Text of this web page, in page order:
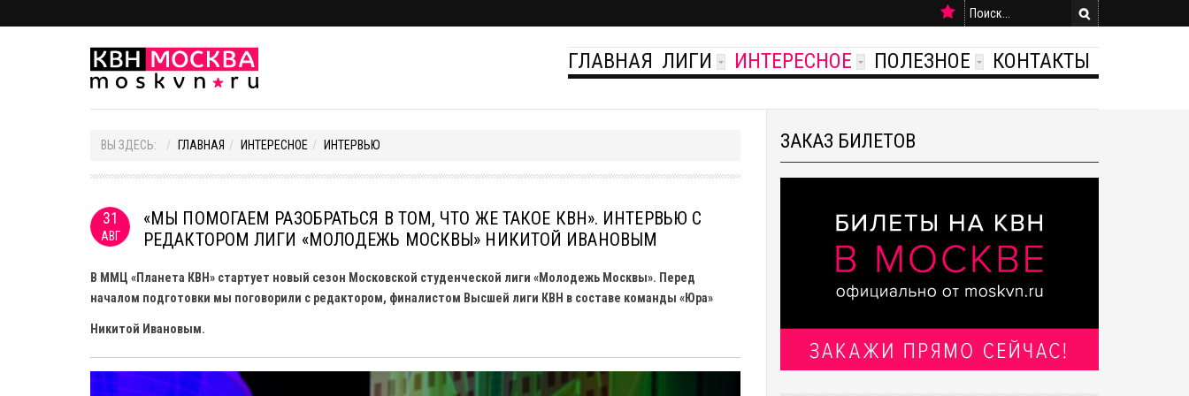
ГЛАВНАЯ ЛИГИ ИНТЕРЕСНОЕ ПОЛЕЗНОЕ КОНТАКТЫ
ВЫ ЗДЕСЬ: ГЛАВНАЯ ИНТЕРЕСНОЕ ИНТЕРВЬЮ
31
АВГ
«МЫ ПОМОГАЕМ РАЗОБРАТЬСЯ В ТОМ, ЧТО ЖЕ ТАКОЕ КВН». ИНТЕРВЬЮ С
РЕДАКТОРОМ ЛИГИ «МОЛОДЕЖЬ МОСКВЫ» НИКИТОЙ ИВАНОВЫМ
В ММЦ «Планета КВН» стартует новый сезон Московской студенческой лиги «Молодежь Москвы». Перед
началом подготовки мы поговорили с редактором, финалистом Высшей лиги КВН в составе команды «Юра»
Никитой Ивановым.
ЗАКАЗ БИЛЕТОВ